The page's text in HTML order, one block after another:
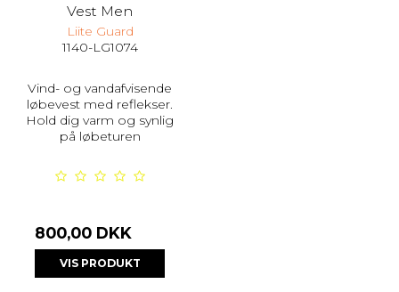
Vest Men
Liite Guard
1140-LG1074
Vind- og vandafvisende
løbevest med reflekser.
Hold dig varm og synlig
på løbeturen
800,00 DKK
VIS PRODUKT